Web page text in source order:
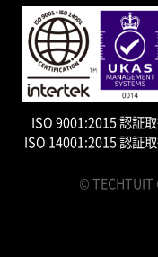
ISO 9001:2015 認証
ISO 14001:2015 認証
©